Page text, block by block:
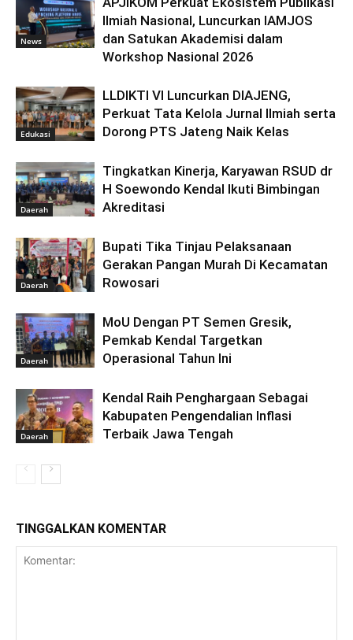
News
Ilmiah Nasional, Luncurkan IAMJOS
dan Satukan Akademisi dalam
Workshop Nasional 2026
Edukasi
LLDIKTI VI Luncurkan DIAJENG,
Perkuat Tata Kelola Jurnal Ilmiah serta
Dorong PTS Jateng Naik Kelas
Daerah
Tingkatkan Kinerja, Karyawan RSUD dr
H Soewondo Kendal Ikuti Bimbingan
Akreditasi
Daerah
Bupati Tika Tinjau Pelaksanaan
Gerakan Pangan Murah Di Kecamatan
Rowosari
Daerah
MoU Dengan PT Semen Gresik,
Pemkab Kendal Targetkan
Operasional Tahun Ini
Daerah
Kendal Raih Penghargaan Sebagai
Kabupaten Pengendalian Inflasi
Terbaik Jawa Tengah
TINGGALKAN KOMENTAR